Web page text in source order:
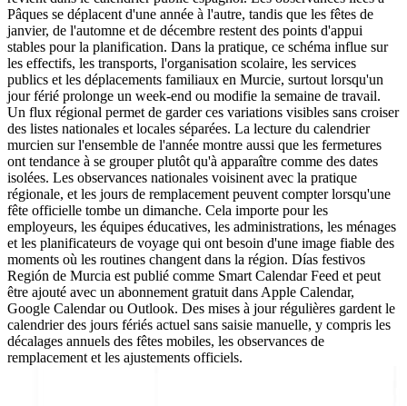
Pâques se déplacent d'une année à l'autre, tandis que les fêtes de
janvier, de l'automne et de décembre restent des points d'appui
stables pour la planification. Dans la pratique, ce schéma influe sur
les effectifs, les transports, l'organisation scolaire, les services
publics et les déplacements familiaux en Murcie, surtout lorsqu'un
jour férié prolonge un week-end ou modifie la semaine de travail.
Un flux régional permet de garder ces variations visibles sans croiser
des listes nationales et locales séparées. La lecture du calendrier
murcien sur l'ensemble de l'année montre aussi que les fermetures
ont tendance à se grouper plutôt qu'à apparaître comme des dates
isolées. Les observances nationales voisinent avec la pratique
régionale, et les jours de remplacement peuvent compter lorsqu'une
fête officielle tombe un dimanche. Cela importe pour les
employeurs, les équipes éducatives, les administrations, les ménages
et les planificateurs de voyage qui ont besoin d'une image fiable des
moments où les routines changent dans la région. Días festivos
Región de Murcia est publié comme Smart Calendar Feed et peut
être ajouté avec un abonnement gratuit dans Apple Calendar,
Google Calendar ou Outlook. Des mises à jour régulières gardent le
calendrier des jours fériés actuel sans saisie manuelle, y compris les
décalages annuels des fêtes mobiles, les observances de
remplacement et les ajustements officiels.